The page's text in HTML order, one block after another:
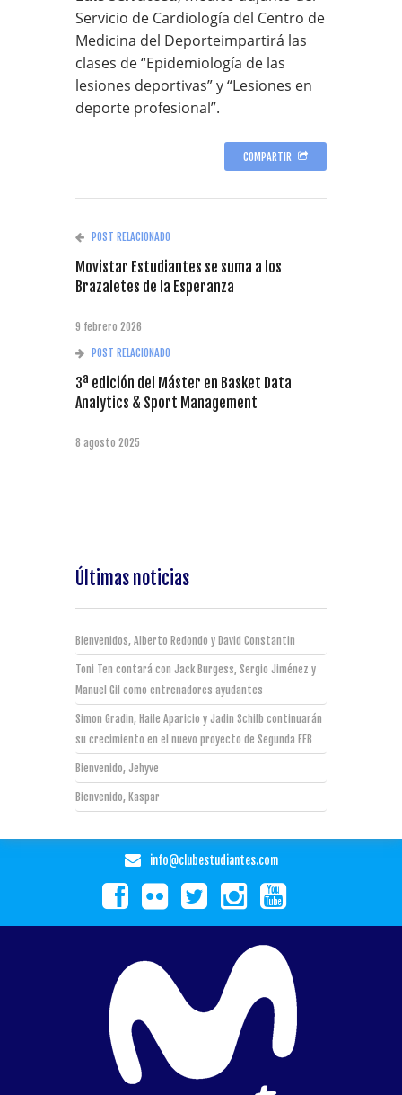
Servicio de Cardiología del Centro de
Medicina del Deporteimpartirá las
clases de “Epidemiología de las
lesiones deportivas” y “Lesiones en
deporte profesional”.
COMPARTIR
POST RELACIONADO
Movistar Estudiantes se suma a los
Brazaletes de la Esperanza
9 febrero 2026
POST RELACIONADO
3ª edición del Máster en Basket Data
Analytics & Sport Management
8 agosto 2025
Últimas noticias
Bienvenidos, Alberto Redondo y David Constantin
Toni Ten contará con Jack Burgess, Sergio Jiménez y
Manuel Gil como entrenadores ayudantes
Simon Gradin, Haile Aparicio y Jadin Schilb continuarán
su crecimiento en el nuevo proyecto de Segunda FEB
Bienvenido, Jehyve
Bienvenido, Kaspar
info@clubestudiantes.com